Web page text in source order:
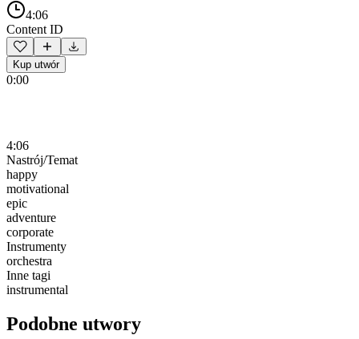
4:06
Content ID
Kup utwór
0:00
4:06
Nastrój/Temat
happy
motivational
epic
adventure
corporate
Instrumenty
orchestra
Inne tagi
instrumental
Podobne utwory